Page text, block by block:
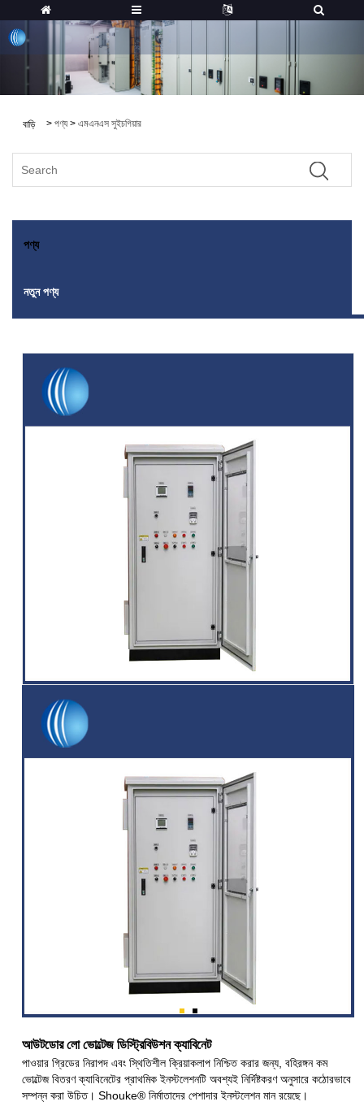
বাড়ি > পণ্য> এমএনএস সুইচগিয়ার
পণ্য
নতুন পণ্য
আউটডোর লো ভোল্টেজ ডিস্ট্রিবিউশন ক্যাবিনেট
পাওয়ার গ্রিডের নিরাপদ এবং স্থিতিশীল ক্রিয়াকলাপ নিশ্চিত করার জন্য, বহিরঙ্গন কম
ভোল্টেজ বিতরণ ক্যাবিনেটের প্রাথমিক ইনস্টলেশনটি অবশ্যই নির্দিষ্টকরণ অনুসারে কঠোরভাবে
সম্পন্ন করা উচিত। Shouke® নির্মাতাদের পেশাদার ইনস্টলেশন মান রয়েছে।